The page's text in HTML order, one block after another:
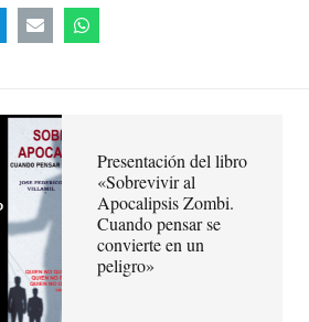
Presentación del libro
«Sobrevivir al
Apocalipsis Zombi.
Cuando pensar se
convierte en un
peligro»